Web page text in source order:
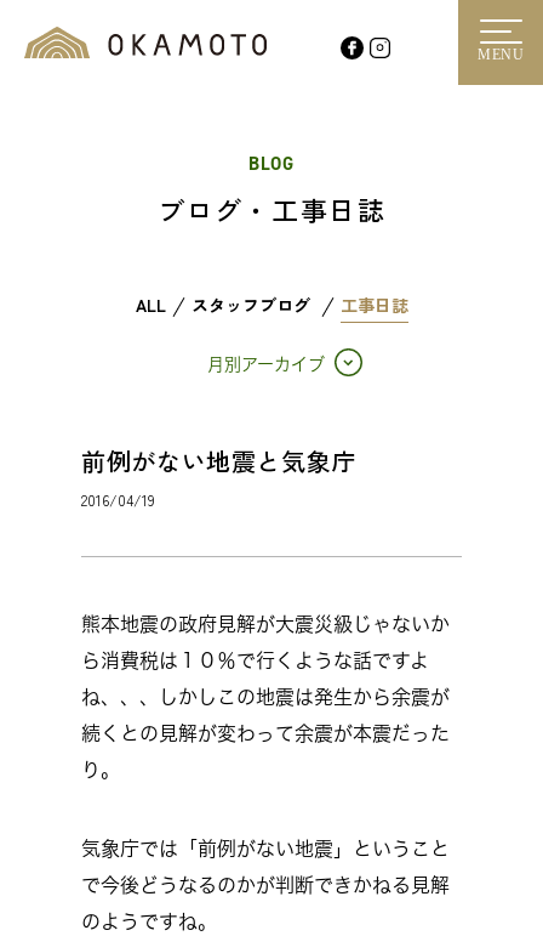
MENU
BLOG
ブログ・工事日誌
ALL スタッフブログ 工事日誌
月別アーカイブ
前例がない地震と気象庁
2016/04/19
熊本地震の政府見解が大震災級じゃないか
ら消費税は１０％で行くような話ですよ
ね、、、しかしこの地震は発生から余震が
続くとの見解が変わって余震が本震だった
り。
気象庁では「前例がない地震」ということ
で今後どうなるのかが判断できかねる見解
のようですね。